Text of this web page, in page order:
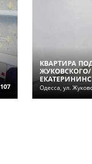
КВАРТИРА
ЖУКОВСКОГО/
Одесса, ул.